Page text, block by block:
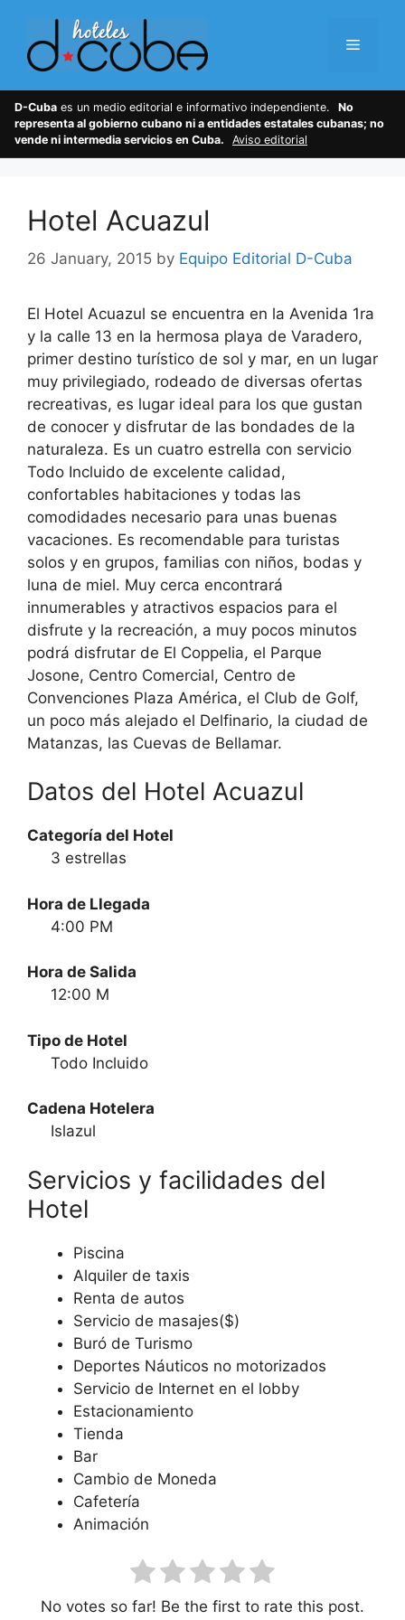
content
Menu
D-Cuba es un medio editorial e informativo independiente.
No
representa al gobierno cubano ni a entidades estatales cubanas; no
vende ni intermedia servicios en Cuba.
Aviso editorial
Hotel Acuazul
26 January, 2015 by Equipo Editorial D-Cuba
El Hotel Acuazul se encuentra en la Avenida 1ra
y la calle 13 en la hermosa playa de Varadero,
primer destino turístico de sol y mar, en un lugar
muy privilegiado, rodeado de diversas ofertas
recreativas, es lugar ideal para los que gustan
de conocer y disfrutar de las bondades de la
naturaleza. Es un cuatro estrella con servicio
Todo Incluido de excelente calidad,
confortables habitaciones y todas las
comodidades necesario para unas buenas
vacaciones. Es recomendable para turistas
solos y en grupos, familias con niños, bodas y
luna de miel. Muy cerca encontrará
innumerables y atractivos espacios para el
disfrute y la recreación, a muy pocos minutos
podrá disfrutar de El Coppelia, el Parque
Josone, Centro Comercial, Centro de
Convenciones Plaza América, el Club de Golf,
un poco más alejado el Delfinario, la ciudad de
Matanzas, las Cuevas de Bellamar.
Datos del Hotel Acuazul
Categoría del Hotel
3 estrellas
Hora de Llegada
4:00 PM
Hora de Salida
12:00 M
Tipo de Hotel
Todo Incluido
Cadena Hotelera
Islazul
Servicios y facilidades del
Hotel
Piscina
Alquiler de taxis
Renta de autos
Servicio de masajes($)
Buró de Turismo
Deportes Náuticos no motorizados
Servicio de Internet en el lobby
Estacionamiento
Tienda
Bar
Cambio de Moneda
Cafetería
Animación
No votes so far! Be the first to rate this post.